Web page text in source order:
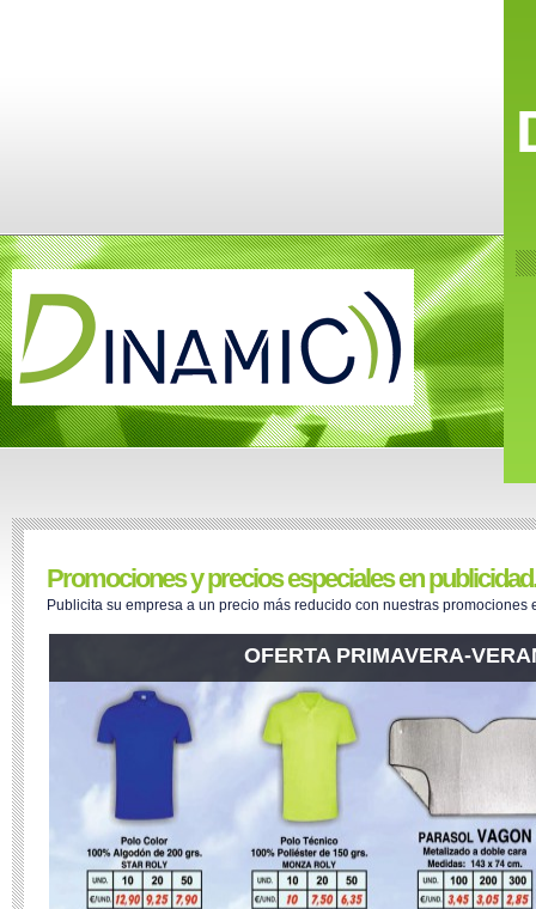
Promociones y precios especiales en
Publicita su empresa a un precio más reducido con nuestras
OFERTA PRIMAVERA-